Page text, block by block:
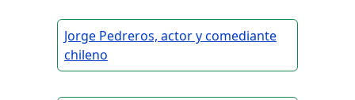
Jorge Pedreros, actor y comediante
chileno